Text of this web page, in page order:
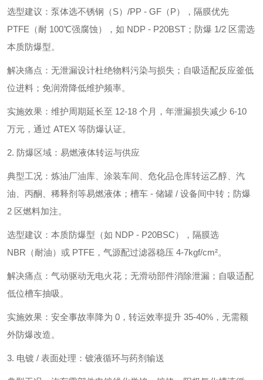
选型建议：泵体选不锈钢（S）/PP - GF（P），隔膜优先
PTFE（耐 100℃强腐蚀），如 NDP - P20BST；防爆 1/2 区需选
本质防爆型。
解决痛点：无泄漏设计杜绝物料污染与损失；自吸适配反应釜低
位进料；免润滑降低维护频率。
实施效果：维护周期延长至 12-18 个月，年泄漏损失减少 6-10
万元，通过 ATEX 等防爆认证。
2. 防爆区域：易燃液体转运与供应
典型工况：炼油厂油库、涂装车间、危化品仓库转运乙醇、汽
油、丙酮、稀释剂等易燃液体；槽车 - 储罐 / 设备间中转；防爆
2 区燃料加注。
选型建议：本质防爆型（如 NDP - P20BSC），隔膜选
NBR（耐油）或 PTFE，气源配过滤器稳压 4-7kgf/cm²。
解决痛点：气动驱动无电火花；无滑动部件消除泄漏；自吸适配
低位槽车抽吸。
实施效果：安全事故率降为 0，转运效率提升 35-40%，无需额
外防爆改造。
3. 电镀 / 表面处理：镀液循环与药剂输送